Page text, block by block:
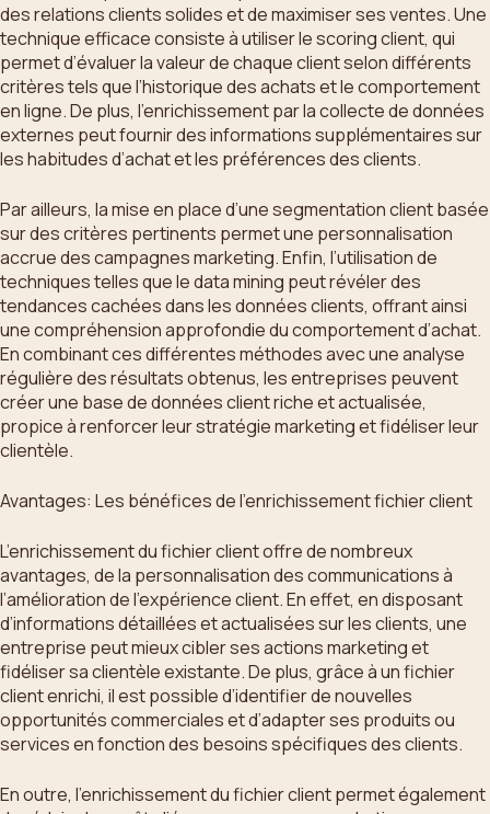
des relations clients solides et de maximiser ses ventes. Une
technique efficace consiste à utiliser le scoring client, qui
permet d’évaluer la valeur de chaque client selon différents
critères tels que l’historique des achats et le comportement
en ligne. De plus, l’enrichissement par la collecte de données
externes peut fournir des informations supplémentaires sur
les habitudes d’achat et les préférences des clients.
Par ailleurs, la mise en place d’une segmentation client basée
sur des critères pertinents permet une personnalisation
accrue des campagnes marketing. Enfin, l’utilisation de
techniques telles que le data mining peut révéler des
tendances cachées dans les données clients, offrant ainsi
une compréhension approfondie du comportement d’achat.
En combinant ces différentes méthodes avec une analyse
régulière des résultats obtenus, les entreprises peuvent
créer une base de données client riche et actualisée,
propice à renforcer leur stratégie marketing et fidéliser leur
clientèle.
Avantages: Les bénéfices de l’enrichissement fichier client
L’enrichissement du fichier client offre de nombreux
avantages, de la personnalisation des communications à
l’amélioration de l’expérience client. En effet, en disposant
d’informations détaillées et actualisées sur les clients, une
entreprise peut mieux cibler ses actions marketing et
fidéliser sa clientèle existante. De plus, grâce à un fichier
client enrichi, il est possible d’identifier de nouvelles
opportunités commerciales et d’adapter ses produits ou
services en fonction des besoins spécifiques des clients.
En outre, l’enrichissement du fichier client permet également